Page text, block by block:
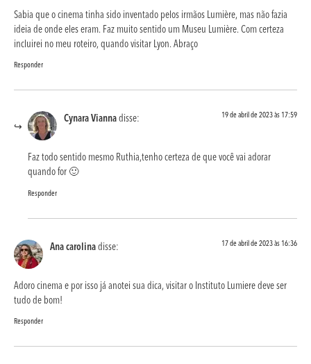
Sabia que o cinema tinha sido inventado pelos irmãos Lumière, mas não fazia
ideia de onde eles eram. Faz muito sentido um Museu Lumière. Com certeza
incluirei no meu roteiro, quando visitar Lyon. Abraço
Responder
Cynara Viannadisse: 19 de abril de 2023 às 17:59
Faz todo sentido mesmo Ruthia,tenho certeza de que você vai adorar
quando for 🙂
Responder
Ana carolinadisse: 17 de abril de 2023 às 16:36
Adoro cinema e por isso já anotei sua dica, visitar o Instituto Lumiere deve ser
tudo de bom!
Responder